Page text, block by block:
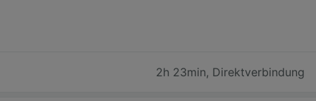
2h 23min, Direktverbindung